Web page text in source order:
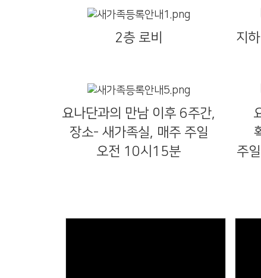
2층 로비
지
요나단과의 만남 이후 6주간,
장소- 새가족실, 매주 주일
오전 10시15분
주